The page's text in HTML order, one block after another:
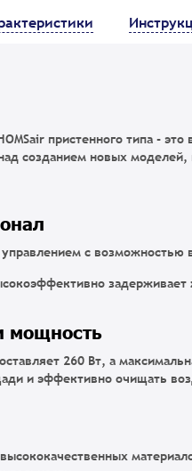
пристенного типа -
созданием новых
с
задерживает
мощность
260 Вт, а
и эффективно очищать